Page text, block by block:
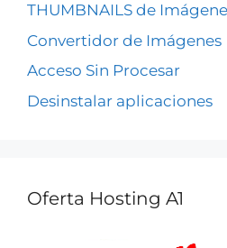
THUMBNAILS de
Convertidor de Imágenes
Acceso Sin Procesar
Desinstalar aplicaciones
Oferta Hosting A1